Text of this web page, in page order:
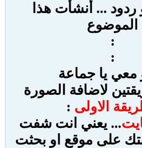
... أنشأت هذا
الموضوع
:
:
معي يا جماعة
لاضافة الصورة
الاولى :
... يعني انت شفت
على موقع او بحثت